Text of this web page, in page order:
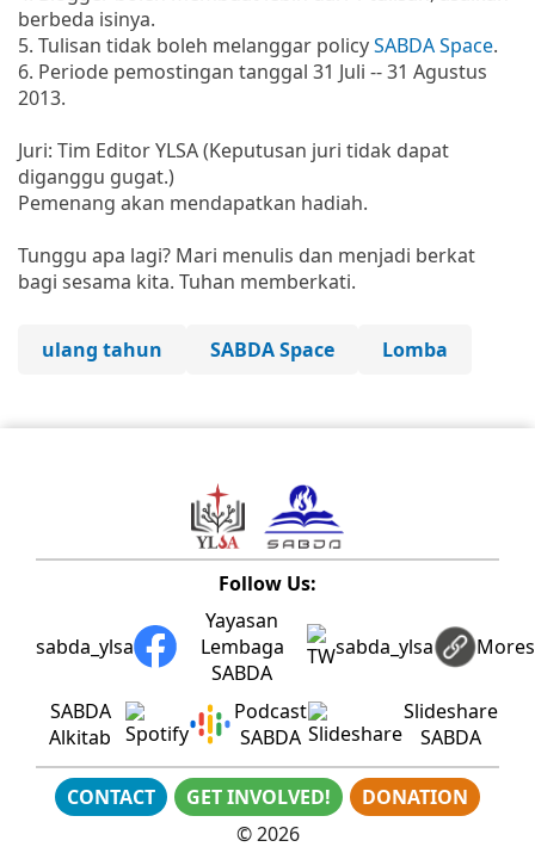
berbeda isinya.
5. Tulisan tidak boleh melanggar policySABDA Space.
6. Periode pemostingan tanggal 31 Juli -- 31 Agustus
2013.
Juri: Tim Editor YLSA (Keputusan juri tidak dapat
diganggu gugat.)
Pemenang akan mendapatkan hadiah.
Tunggu apa lagi? Mari menulis dan menjadi berkat
bagi sesama kita. Tuhan memberkati.
ulang tahun SABDA Space Lomba
Follow Us:
sabda_ylsa
Yayasan
Lembaga
SABDA
sabda_ylsa Mores
SABDA
Alkitab
Podcast
SABDA
Slideshare
SABDA
CONTACT GET INVOLVED!
DONATION
©2026